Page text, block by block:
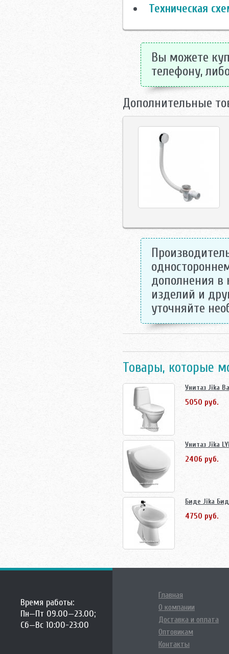
Техническая
Вы можете
телефону,
Дополнительные
дополнения
изделий и
уточняйте
Товары, которые
Унитаз Jika
5050 руб.
Унитаз Jika
2406 руб.
Биде Jika
4750 руб.
Время работы:
Пн—Пт 09.00—23.00;
Сб—Вс 10:00-23:00
Главная
О компании
Доставка и оплата
Оптовикам
Контакты